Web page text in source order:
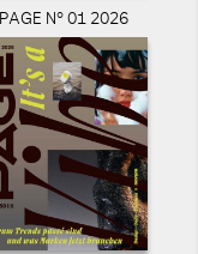
PAGE N° 01 2026